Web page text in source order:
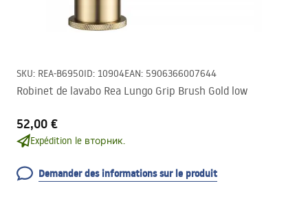
SKU: REA-B6950ID: 10904EAN: 5906366007644
Robinet de lavabo Rea Lungo Grip Brush Gold low
52,00 €
Expédition le вторник.
Demander des informations sur le produit